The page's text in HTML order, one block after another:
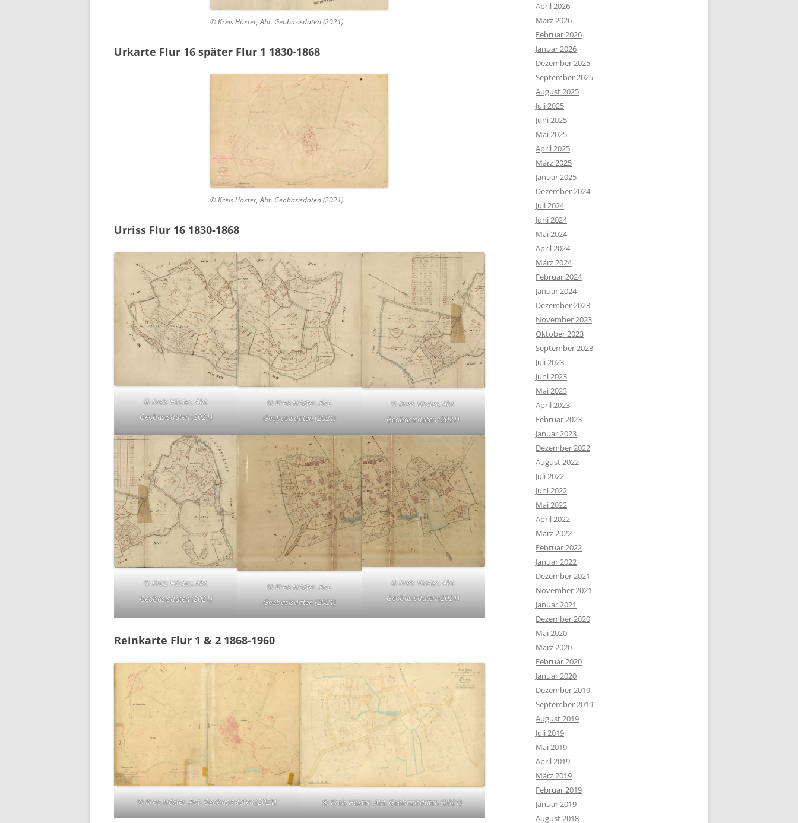
© Kreis Höxter, Abt. Geobasisdaten (2021)
Urkarte Flur 16 später Flur 1 1830-1868
© Kreis Höxter, Abt. Geobasisdaten (2021)
Urriss Flur 16 1830-1868
© Kreis Höxter, Abt.
Geobasisdaten (2021)
© Kreis Höxter, Abt.
Geobasisdaten (2021)
© Kreis Höxter, Abt.
Geobasisdaten (2021)
© Kreis Höxter, Abt.
Geobasisdaten (2021)
© Kreis Höxter, Abt.
Geobasisdaten (2021)
© Kreis Höxter, Abt.
Geobasisdaten (2021)
Reinkarte Flur 1 & 2 1868-1960
© Kreis Höxter, Abt. Geobasisdaten (2021) © Kreis Höxter, Abt. Geobasisdaten (2021)
April 2026
März 2026
Februar 2026
Januar 2026
Dezember 2025
September 2025
August 2025
Juli 2025
Juni 2025
Mai 2025
April 2025
März 2025
Januar 2025
Dezember 2024
Juli 2024
Juni 2024
Mai 2024
April 2024
März 2024
Februar 2024
Januar 2024
Dezember 2023
November 2023
Oktober 2023
September 2023
Juli 2023
Juni 2023
Mai 2023
April 2023
Februar 2023
Januar 2023
Dezember 2022
August 2022
Juli 2022
Juni 2022
Mai 2022
April 2022
März 2022
Februar 2022
Januar 2022
Dezember 2021
November 2021
Januar 2021
Dezember 2020
Mai 2020
März 2020
Februar 2020
Januar 2020
Dezember 2019
September 2019
August 2019
Juli 2019
Mai 2019
April 2019
März 2019
Februar 2019
Januar 2019
August 2018